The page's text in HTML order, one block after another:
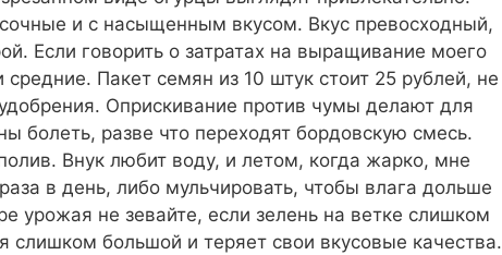
и с насыщенным вкусом. Вкус превосходный,
Если говорить о затратах на выращивание моего
Пакет семян из 10 штук стоит 25 рублей, не
Оприскивание против чумы делают для
болеть, разве что переходят бордовскую смесь.
Внук любит воду, и летом, когда жарко, мне
в день, либо мульчировать, чтобы влага дольше
урожая не зевайте, если зелень на ветке слишком
слишком большой и теряет свои вкусовые качества.